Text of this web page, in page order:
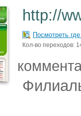
http://
Посмотреть
Кол-во переходов: